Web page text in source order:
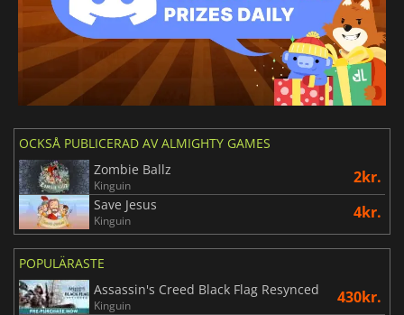
OCKSÅ PUBLICERAD AV ALMIGHTY GAMES
Zombie Ballz
Kinguin 2kr.
Save Jesus
Kinguin 4kr.
POPULÄRASTE
Assassin's Creed Black Flag Resynced
Kinguin 430kr.